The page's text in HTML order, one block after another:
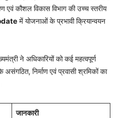
एवं कौशल विकास विभाग की उच्च स्तरीय
में योजनाओं के प्रभावी क्रियान्वयन
ने अधिकारियों को कई महत्वपूर्ण
असंगठित, निर्माण एवं प्रवासी श्रमिकों का
जानकारी